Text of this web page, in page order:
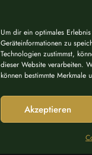
Um dir ein optimales
Geräteinformationen zu
Technologien zustimmst,
dieser Website verarbeiten.
können bestimmte Merkmale
Akzeptieren